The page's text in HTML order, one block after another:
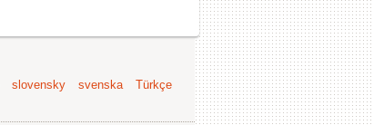
slovensky svenska
Türkçe